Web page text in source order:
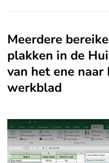
Meerdere
plakken in de
van het ene naar
werkblad